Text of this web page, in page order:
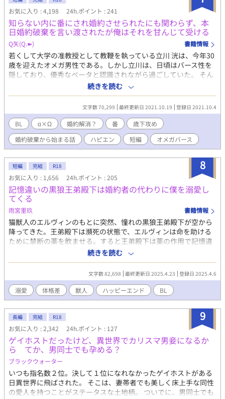
して僕はどうやら彼の最推しになってしまったらしいんです。 け
れど、彼の生き方は僕とはまるで正反対で──。 『国民的彼氏
No.1』カリスマアイドル×失恋したてほやほやの広報部会社員
──────────── 作品へのご感想ありがとうございます
♡♡ わたしの押し間違いで、ネタバレあり表示になってしまいま
した。 変更ができないようなので、こちらでお知らせさせていた
だきます(*^^*) ご感想とても嬉しいです！ありがとうございま
す。 ✩タイトル変更のお知らせ✩ (旧) 昔「結婚しよう」と言って
くれた幼馴染は今日、僕以外の人と結婚する
お気に入り : 4,198 24h.ポイント : 241
知らない内に番にされ婚約させられたにも関わらず、本
日婚約破棄を言い渡されたが俺はそれを甘んじて受ける
Q矢(Q.➽) 書籍情報
若くして大学の准教授として教鞭を執っている立川 洸は、今年30
歳を迎えたオメガ男性である。しかし立川は、日頃はバース性を
隠しており、優秀なベータと認識されながら過ごしていた。 そん
な彼は今、番であり婚約者でもある教え子の藤川 丞に婚約の解消
を申し入れられている。 婚約解消、番の解除という、オメガにと
っては致命的な宣告である筈の申し出を、すんなり受け入れた立
川。あまりにもあっさりとした立川の態度に、逆に戸惑う藤川。
番を解除し、別々の道を歩き始めた2人だったが、一人で解除の負
荷を背負った立川の身にはある異変が起きていた。 それから間も
なく、立川は大学を辞め姿を消す。消えた立川を捜す藤川だった
が、その消息を掴めぬまま数年が経ち…。 ひと目惚れから全力で
恋をしたアルファ・藤川と、歳上である事に負い目を感じながら
も、無自覚に藤川に対する気持ちを胸の中に育て始めたオメガ・
立川。 すれ違うばかりの2人の想いが重なる日は果たしてやって
くるのか―――。 ◆立川 洸（たちかわ こう）30歳 ベータを装っ
て生きてきたオメガ。容姿は小綺麗だが平凡の域。天涯孤独。 ◆
藤川 丞（ふじかわ たすく）20歳 恵まれた生まれ育ちのアルファ
故に、群がってくる他人にうんざりしていたが、初めて見た立川
の姿に惹かれ…。 ※オメガバース・独自設定あり 〜オメガバース
とは ★男性、女性という基本性別の上に、それぞれα(アルファ)、
β(ベータ)、Ω(オメガ)という第2性が存在する世界観の事です。 ★
総人口の10%ほどしかいない優性種として生まれるαは、高い知
能や才能、身体能力、カリスマ性や独特のオーラを有して生まれ
る場合が殆どであり、早くからその片鱗を見せたりもする為、世
界は彼らによって牽引されていると言われています。 ★対して、
やはり人口の10〜15%であるΩは、発現すれば男性であっても妊
られるようになっており、その度合いは遺伝子レベルで違いがあ
ります。 ★αとΩは性別に関わらず番(つがい)と呼ばれる契約を交
わし、無二のパートナーになる事が可能。番契約は通常、ヒート
(発情期)の性交時にαがΩのうなじに噛み跡を付ける事で成立しま
す。 なお、発現した後に訪れるヒート(発情期)時に放出するフェ
ロモンはαのヒートを誘発してしまう為、定期的に専門医に通院し
抑制剤を服用する事で望まぬ事故を未然に防ぐ努力が求められて
います。
続きを読む
文字数 70,299 最終更新日 2021.10.19 登録日 2021.10.4
BL ‪α‬×Ω 婚約解消？ 番
歳下攻め
婚約破棄から始まる話
ハピエン 短編 オメガバース
8
短編 完結 R18
お気に入り : 1,656 24h.ポイント : 205
記憶違いの黒狼王弟殿下は婚約者の代わりに僕を溺愛し
てくる
雨宮里玖 書籍情報
猫獣人のエルヴィンのもとに突然、憧れの黒狼王弟殿下が空から
降ってきた。王弟殿下は瀕死の状態で、エルヴィンは命を助ける
ために禁断の薬を飲ませる。すると王弟殿下は薬の作用で記憶違
いを起こし、エルヴィンのことを婚約者と思い込み溺愛してき
て……？ 勘違い溺愛から始まる、コミカルでちょっと切ないハッ
ピーエンドストーリー。 受け エルヴィン（18） 貧乏小国の猫獣
人の第三王子。チビで平凡だが、治癒師を目指して勉強中。正義
感にあふれる頑張り屋。 攻め ルーク（18） 強大な勢力を持つ黒
狼獣人の王弟。能力は高いがそれをひけらかすこともない。カリ
スマ性がある。金色の瞳をしている。
続きを読む
文字数 82,698 最終更新日 2025.4.23 登録日 2025.4.6
溺愛 体格差 獣人 ハッピーエンド BL
9
長編 完結 R18
お気に入り : 2,342 24h.ポイント : 127
ゲイホストだったけど、異世界でカリスマ男妾になるか
ら てか、男同士でも孕める？
ブラックウォーター
いつも指名数２位。決して１位になれなかったゲイホストがある
日異世界に飛ばされた。 そこは、妻帯者でも美しく床上手な同性
の愛人を持つことがステータスな土地柄。 ついでに、男同士でも